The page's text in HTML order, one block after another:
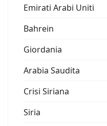
Emirati Arabi Uniti
Bahrein
Giordania
Arabia Saudita
Crisi Siriana
Siria